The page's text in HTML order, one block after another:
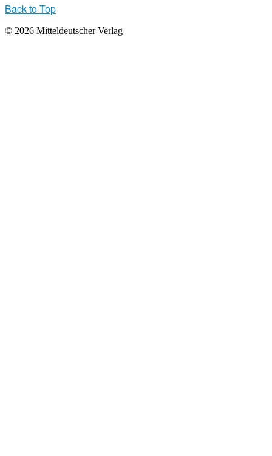
Back to Top
© 2026 Mitteldeutscher Verlag